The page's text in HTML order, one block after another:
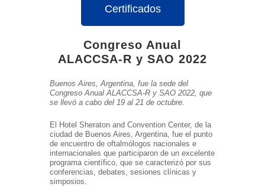
Certificados
Congreso Anual
ALACCSA-R y SAO 2022
Buenos Aires, Argentina, fue la sede del
Congreso Anual ALACCSA-R y SAO 2022, que
se llevó a cabo del 19 al 21 de octubre.
El Hotel Sheraton and Convention Center, de la
ciudad de Buenos Aires, Argentina, fue el punto
de encuentro de oftalmólogos nacionales e
internacionales que participaron de un excelente
programa científico, que se caracterizó por sus
conferencias, debates, sesiones clínicas y
simposios.